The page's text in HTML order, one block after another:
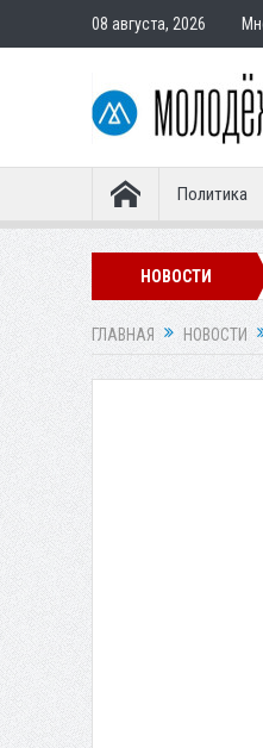
08 августа, 2026
Политика
НОВОСТИ
легионера Вынесен
ГЛАВНАЯ НОВОСТИ